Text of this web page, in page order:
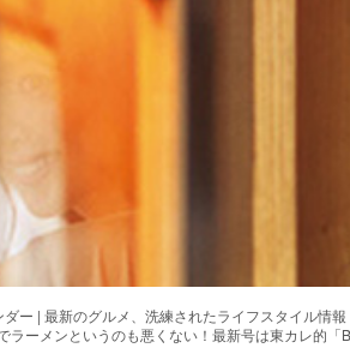
ー | 最新のグルメ、洗練されたライフスタイル情報
ラーメンというのも悪くない！最新号は東カレ的「